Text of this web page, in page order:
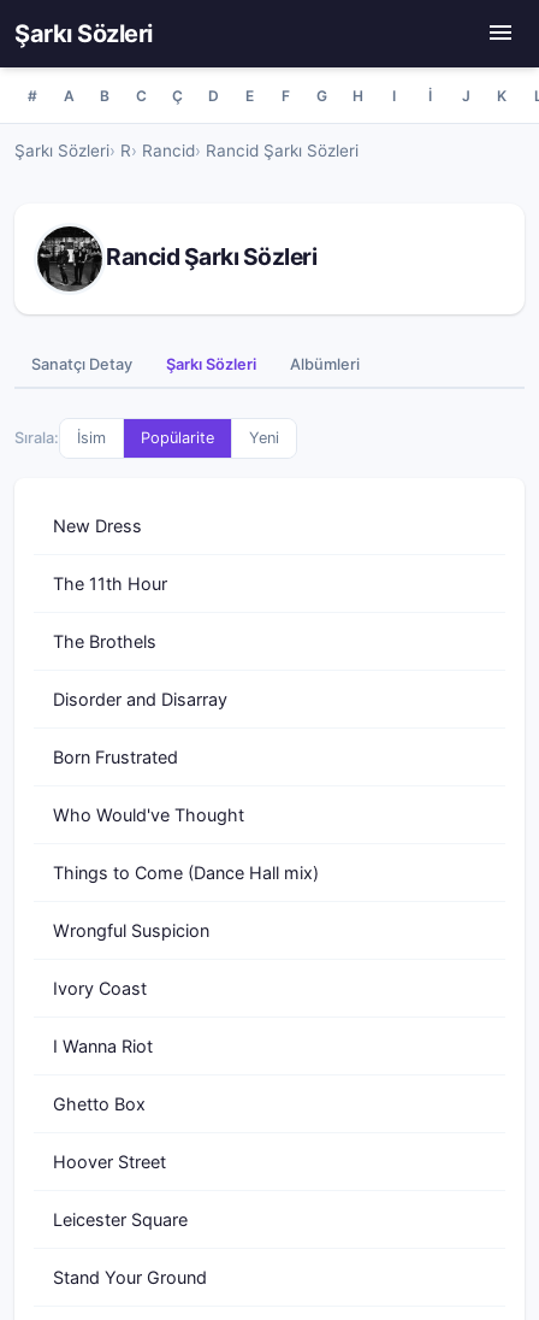
Şarkı Sözleri
# A B C Ç D E F G H I İ J K
Şarkı Sözleri R Rancid Rancid Şarkı Sözleri
Rancid Şarkı Sözleri
Sanatçı Detay Şarkı Sözleri Albümleri
Sırala: İsim Popülarite Yeni
New Dress
The 11th Hour
The Brothels
Disorder and Disarray
Born Frustrated
Who Would've Thought
Things to Come (Dance Hall mix)
Wrongful Suspicion
Ivory Coast
I Wanna Riot
Ghetto Box
Hoover Street
Leicester Square
Stand Your Ground